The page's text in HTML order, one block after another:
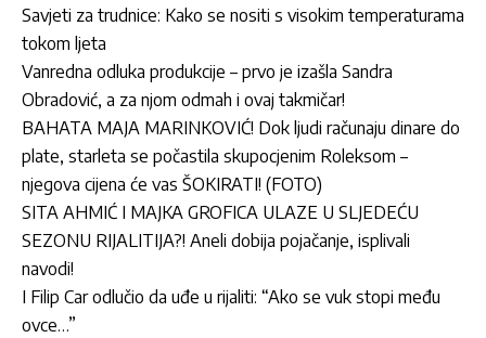
Savjeti za trudnice: Kako se nositi s visokim temperaturama
tokom ljeta
Vanredna odluka produkcije – prvo je izašla Sandra
Obradović, a za njom odmah i ovaj takmičar!
BAHATA MAJA MARINKOVIĆ! Dok ljudi računaju dinare do
plate, starleta se počastila skupocjenim Roleksom –
njegova cijena će vas ŠOKIRATI! (FOTO)
SITA AHMIĆ I MAJKA GROFICA ULAZE U SLJEDEĆU
SEZONU RIJALITIJA?! Aneli dobija pojačanje, isplivali
navodi!
I Filip Car odlučio da uđe u rijaliti: “Ako se vuk stopi među
ovce…”